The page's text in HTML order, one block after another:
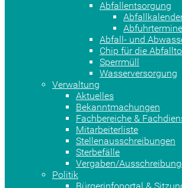
Abfallentsorgung
Abfuhrtermine
Abfall- und
Chip für die
Sperrmüll
Wasserversorgung
Verwaltung
Aktuelles
Bekanntmachungen
Fachbereiche &
Mitarbeiterliste
Stellenausschreibungen
Sterbefälle
Vergaben/
Politik